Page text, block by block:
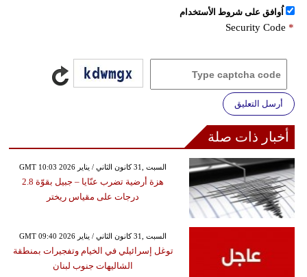
اُوافق على شروط الأستخدام
Security Code *
أرسل التعليق
أخبار ذات صلة
GMT 10:03 2026 السبت ,31 كانون الثاني / يناير
هزة أرضية تضرب عنّايا – جبيل بقوّة 2.8
درجات على مقياس ريختر
GMT 09:40 2026 السبت ,31 كانون الثاني / يناير
توغل إسرائيلي في الخيام وتفجيرات بمنطقة
الشاليهات جنوب لبنان